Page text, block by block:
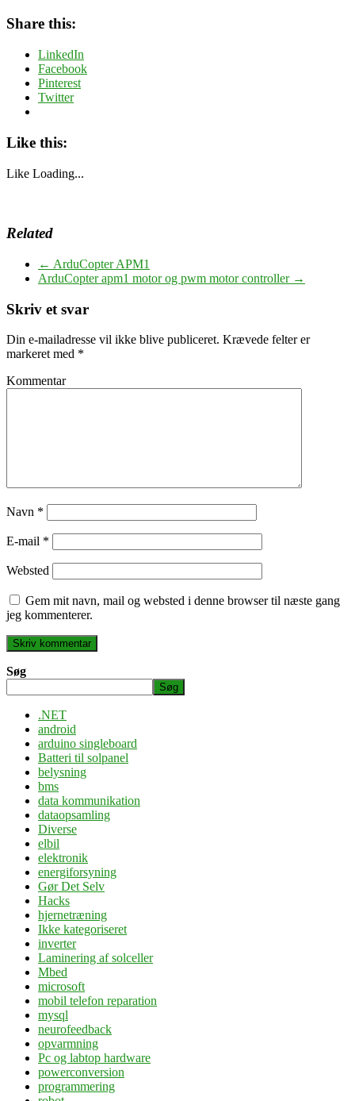
Share this:
LinkedIn
Facebook
Pinterest
Twitter
Like this:
Like Loading...
Related
← ArduCopter APM1
ArduCopter apm1 motor og pwm motor controller →
Skriv et svar
Din e-mailadresse vil ikke blive publiceret. Krævede felter er
markeret med *
Kommentar
Navn *
E-mail *
Websted
Gem mit navn, mail og websted i denne browser til næste gang
jeg kommenterer.
Søg
Søg
.NET
android
arduino singleboard
Batteri til solpanel
belysning
bms
data kommunikation
dataopsamling
Diverse
elbil
elektronik
energiforsyning
Gør Det Selv
Hacks
hjernetræning
Ikke kategoriseret
inverter
Laminering af solceller
Mbed
microsoft
mobil telefon reparation
mysql
neurofeedback
opvarmning
Pc og labtop hardware
powerconversion
programmering